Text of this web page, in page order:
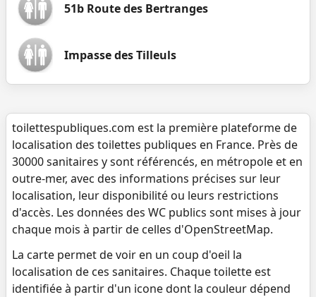
51b Route des Bertranges
Impasse des Tilleuls
toilettespubliques.com est la première plateforme de
localisation des toilettes publiques en France. Près de
30000 sanitaires y sont référencés, en métropole et en
outre-mer, avec des informations précises sur leur
localisation, leur disponibilité ou leurs restrictions
d'accès. Les données des WC publics sont mises à jour
chaque mois à partir de celles d'OpenStreetMap.
La carte permet de voir en un coup d'oeil la
localisation de ces sanitaires. Chaque toilette est
identifiée à partir d'un icone dont la couleur dépend